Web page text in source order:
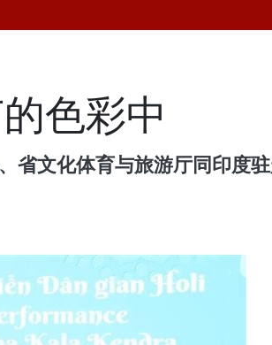
色彩中
省文化体育与旅游厅同印度